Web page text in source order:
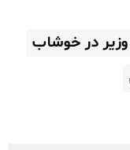
وزیر در خوشاب